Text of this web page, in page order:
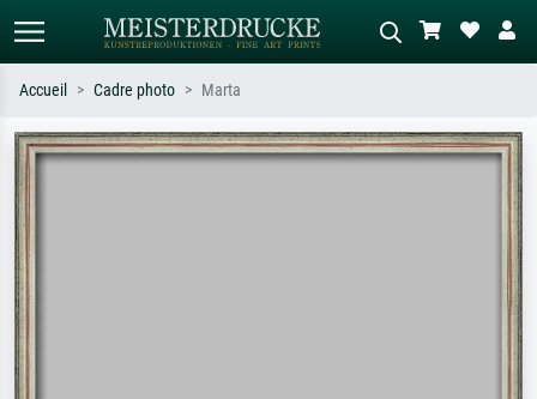
Recherche standard Recherche d'images IA
Recherchez par artiste, titre ou style –
impressionnisme, vague de Hokusai,
Accueil Cadre photo Marta